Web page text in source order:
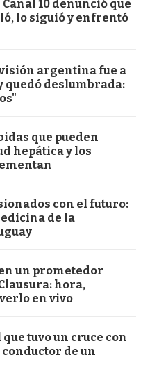
10 denunció que
lo siguió y enfrentó
argentina fue a
quedó deslumbrada:
que pueden
hepática y los
con el futuro:
de la
un prometedor
hora,
en vivo
tuvo un cruce con
de un